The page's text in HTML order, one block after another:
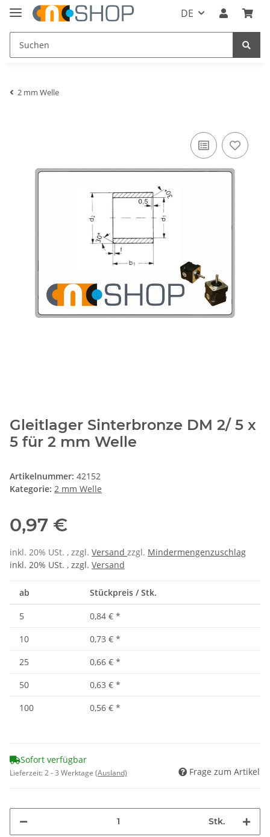
DE
2 mm Welle
Gleitlager Sinterbronze DM 2/ 5 x
5 für 2 mm Welle
Artikelnummer: 42152
Kategorie: 2 mm Welle
0,97 €
inkl. 20% USt. , zzgl. Versand zzgl. Mindermengenzuschlag
inkl. 20% USt. , zzgl. Versand
ab Stückpreis / Stk.
5 0,84 € *
10
0,73 € *
25
0,66 € *
50
0,63 € *
100
0,56 € *
Sofort verfügbar
Lieferzeit:2 - 3 Werktage (Ausland) Frage zum Artikel
Stk.